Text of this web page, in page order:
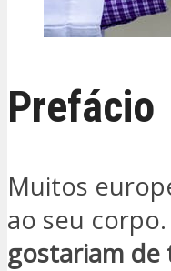
Prefácio
Muitos
ao seu
gostariam